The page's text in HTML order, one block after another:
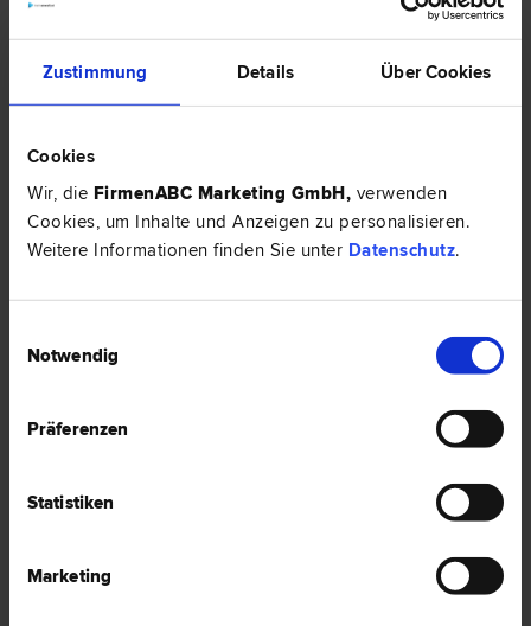
Zustimmung Details Über Cookies
Cookies
Wir, die FirmenABC Marketing GmbH, verwenden
Cookies, um Inhalte und Anzeigen zu personalisieren.
Weitere Informationen finden Sie unter Datenschutz.
Notwendig
Präferenzen
Statistiken
Marketing
bestimmten Spezialisierung suchen, finden Sie hier eine Auswahl
von Rechtsbereichen:
Dr. Christian LECHLEITNER